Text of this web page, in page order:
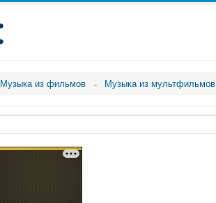
Музыка из фильмов Музыка из мультфильмов